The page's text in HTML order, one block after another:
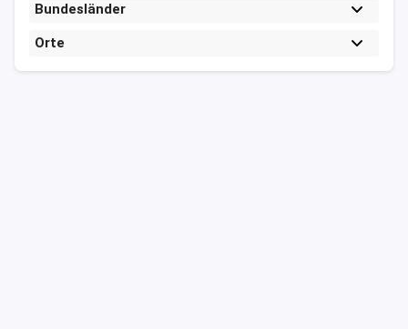
Bundesländer
Orte